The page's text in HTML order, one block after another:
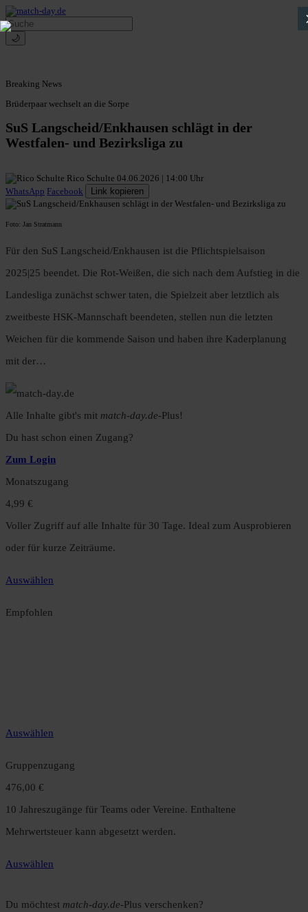
🌙
Breaking News
Brüderpaar wechselt an die Sorpe
SuS Langscheid/Enkhausen schlägt in der
Westfalen- und Bezirksliga zu
Rico Schulte 04.06.2026 | 14:00 Uhr
WhatsApp Facebook Link kopieren
Foto: Jan Stratmann
Für den SuS Langscheid/Enkhausen ist die Pflichtspielsaison
2025|25 beendet. Die Rot-Weißen, die sich nach dem Aufstieg in die
Landesliga zunächst schwer taten, die Spielzeit aber letztlich als
zweitbeste HSK-Mannschaft beendeten, stellen nun die letzten
Weichen für die kommende Saison und haben ihre Kaderplanung
mit der…
Alle Inhalte gibt's mit match-day.de-Plus!
Du hast schon einen Zugang?
Zum Login
Monatszugang
4,99 €
Voller Zugriff auf alle Inhalte für 30 Tage. Ideal zum Ausprobieren
oder für kurze Zeiträume.
Auswählen
Empfohlen
Auswählen
Gruppenzugang
476,00 €
10 Jahreszugänge für Teams oder Vereine. Enthaltene
Mehrwertsteuer kann abgesetzt werden.
Auswählen
Du möchtest match-day.de-Plus verschenken?